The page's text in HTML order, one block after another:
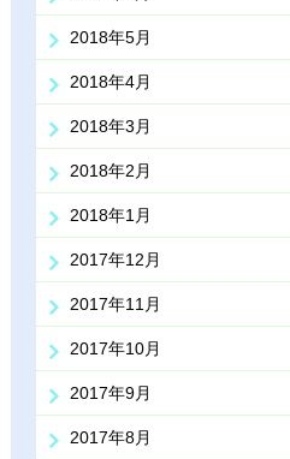
2018年5月
2018年4月
2018年3月
2018年2月
2018年1月
2017年12月
2017年11月
2017年10月
2017年9月
2017年8月